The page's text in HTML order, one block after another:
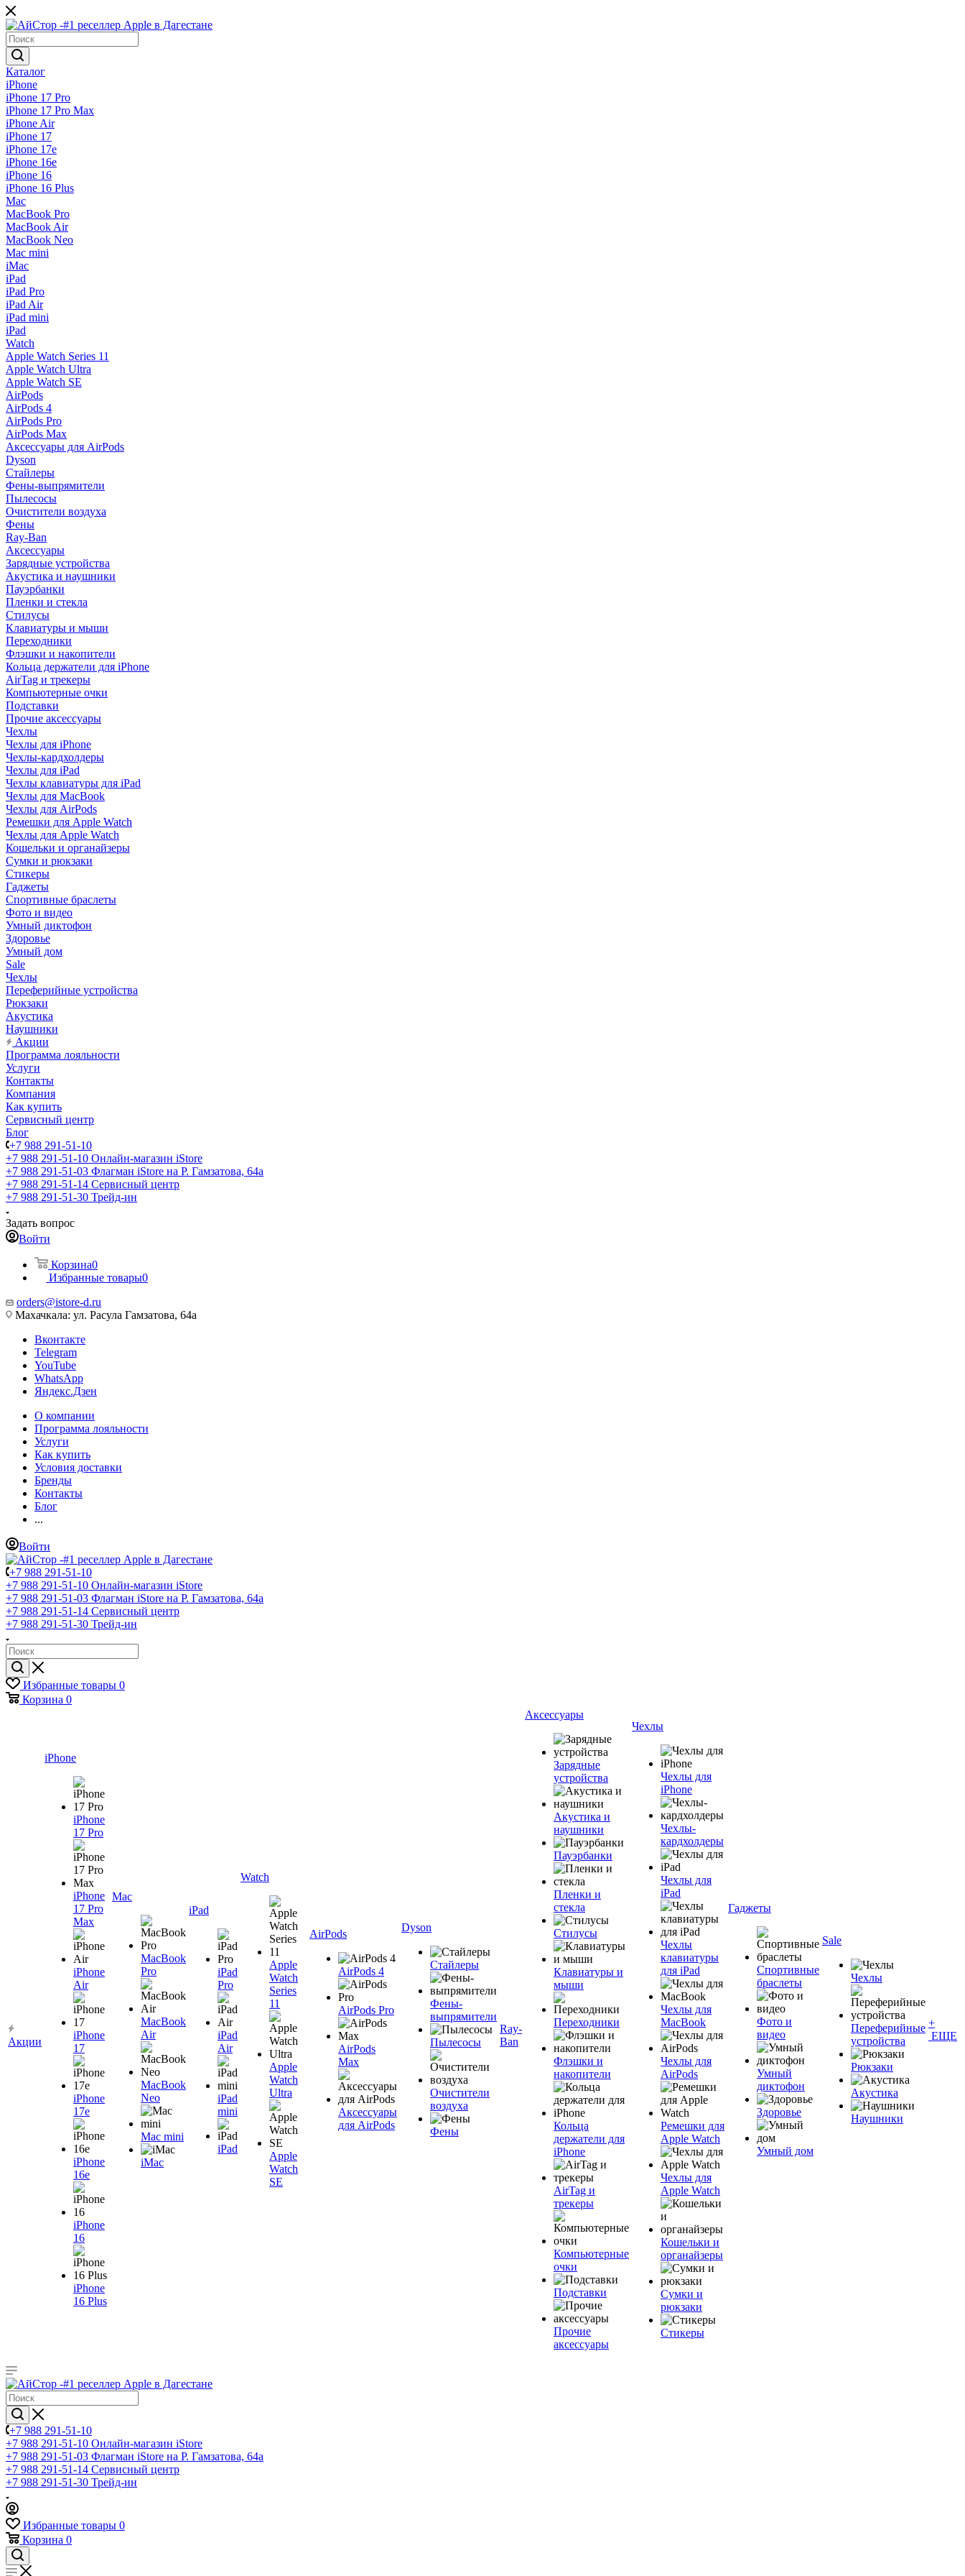
Каталог
iPhone
iPhone 17 Pro
iPhone 17 Pro Max
iPhone Air
iPhone 17
iPhone 17e
iPhone 16e
iPhone 16
iPhone 16 Plus
Mac
MacBook Pro
MacBook Air
MacBook Neo
Mac mini
iMac
iPad
iPad Pro
iPad Air
iPad mini
iPad
Watch
Apple Watch Series 11
Apple Watch Ultra
Apple Watch SE
AirPods
AirPods 4
AirPods Pro
AirPods Max
Аксессуары для AirPods
Dyson
Стайлеры
Фены-выпрямители
Пылесосы
Очистители воздуха
Фены
Ray-Ban
Аксессуары
Зарядные устройства
Акустика и наушники
Пауэрбанки
Пленки и стекла
Стилусы
Клавиатуры и мыши
Переходники
Флэшки и накопители
Кольца держатели для iPhone
AirTag и трекеры
Компьютерные очки
Подставки
Прочие аксессуары
Чехлы
Чехлы для iPhone
Чехлы-кардхолдеры
Чехлы для iPad
Чехлы клавиатуры для iPad
Чехлы для MacBook
Чехлы для AirPods
Ремешки для Apple Watch
Чехлы для Apple Watch
Кошельки и органайзеры
Сумки и рюкзаки
Стикеры
Гаджеты
Спортивные браслеты
Фото и видео
Умный диктофон
Здоровье
Умный дом
Sale
Чехлы
Переферийные устройства
Рюкзаки
Акустика
Наушники
Акции
Программа лояльности
Услуги
Контакты
Компания
Как купить
Сервисный центр
Блог
+7 988 291-51-10
+7 988 291-51-10 Онлайн-магазин iStore
+7 988 291-51-03 Флагман iStore на Р. Гамзатова, 64а
+7 988 291-51-14 Сервисный центр
+7 988 291-51-30 Трейд-ин
Задать вопрос
Войти
Корзина0
Избранные товары0
orders@istore-d.ru
Махачкала: ул. Расула Гамзатова, 64а
Вконтакте
Telegram
YouTube
WhatsApp
Яндекс.Дзен
О компании
Программа лояльности
Услуги
Как купить
Условия доставки
Бренды
Контакты
Блог
...
Войти
+7 988 291-51-10
+7 988 291-51-10 Онлайн-магазин iStore
+7 988 291-51-03 Флагман iStore на Р. Гамзатова, 64а
+7 988 291-51-14 Сервисный центр
+7 988 291-51-30 Трейд-ин
Избранные товары 0
Корзина 0
Акции
iPhone
iPhone
17 Pro
iPhone
17 Pro
Max
iPhone
Air
iPhone
17
iPhone
17e
iPhone
16e
iPhone
16
iPhone
16 Plus
Mac
MacBook
Pro
MacBook
Air
MacBook
Neo
Mac mini
iMac
iPad
iPad
Pro
iPad
Air
iPad
mini
iPad
Watch
Apple
Watch
Series
11
Apple
Watch
Ultra
Apple
Watch
SE
AirPods
AirPods 4
AirPods Pro
AirPods
Max
Аксессуары
для AirPods
Dyson
Стайлеры
Фены-
выпрямители
Пылесосы
Очистители
воздуха
Фены
Ray-
Ban
Аксессуары
Зарядные
устройства
Акустика и
наушники
Пауэрбанки
Пленки и
стекла
Стилусы
Клавиатуры и
мыши
Переходники
Флэшки и
накопители
Кольца
держатели для
iPhone
AirTag и
трекеры
Компьютерные
очки
Подставки
Прочие
аксессуары
Чехлы
Чехлы для
iPhone
Чехлы-
кардхолдеры
Чехлы для
iPad
Чехлы
клавиатуры
для iPad
Чехлы для
MacBook
Чехлы для
AirPods
Ремешки для
Apple Watch
Чехлы для
Apple Watch
Кошельки и
органайзеры
Сумки и
рюкзаки
Стикеры
Гаджеты
Спортивные
браслеты
Фото и
видео
Умный
диктофон
Здоровье
Умный дом
Sale
Чехлы
Переферийные
устройства
Рюкзаки
Акустика
Наушники
+
ЕЩЕ
+7 988 291-51-10
+7 988 291-51-10 Онлайн-магазин iStore
+7 988 291-51-03 Флагман iStore на Р. Гамзатова, 64а
+7 988 291-51-14 Сервисный центр
+7 988 291-51-30 Трейд-ин
Избранные товары 0
Корзина 0